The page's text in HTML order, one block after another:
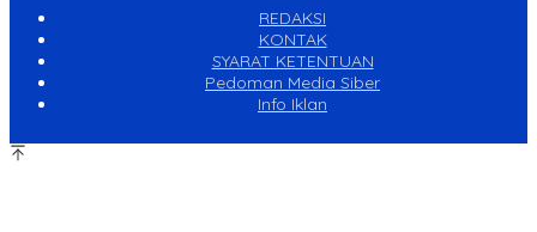
REDAKSI
KONTAK
SYARAT KETENTUAN
Pedoman Media Siber
Info Iklan